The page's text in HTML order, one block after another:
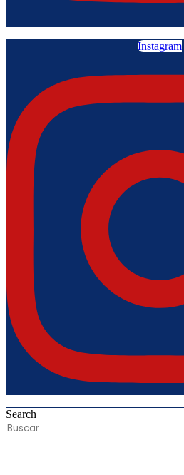
Instagram
Search